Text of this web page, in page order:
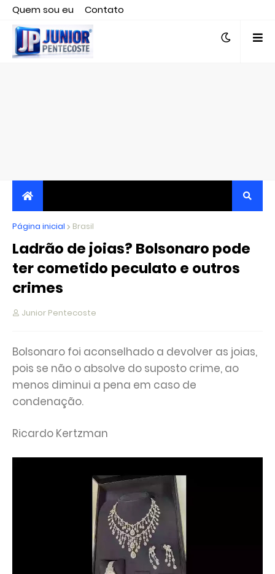
Quem sou eu
Contato
Editor responsável, jornalista Clovis Almeida.
JORNALISMO INDEPENDENTE, TRANSPARENTE E
CRÍTICO
Página inicial Brasil
Ladrão de joias? Bolsonaro pode
ter cometido peculato e outros
crimes
Junior Pentecoste
Bolsonaro foi aconselhado a devolver as joias,
pois se não o absolve do suposto crime, ao
menos diminui a pena em caso de
condenação.
Ricardo Kertzman